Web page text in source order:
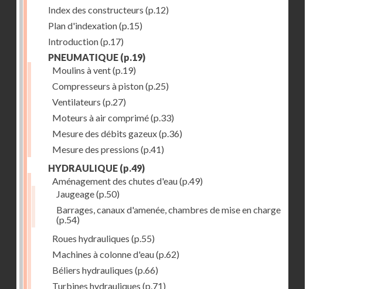
Index des constructeurs (p.12)
Plan d'indexation(p.15)
Introduction(p.17)
PNEUMATIQUE (p.19)
Moulins à vent(p.19)
Compresseurs à piston(p.25)
Ventilateurs (p.27)
Moteurs à air comprimé(p.33)
Mesure des débits gazeux(p.36)
Mesure des pressions (p.41)
HYDRAULIQUE (p.49)
Aménagement des chutes d'eau(p.49)
Jaugeage(p.50)
Barrages, canaux d'amenée, chambres de mise en charge
(p.54)
Roues hydrauliques (p.55)
Machines à colonne d'eau(p.62)
Béliers hydrauliques (p.66)
Turbines hydrauliques (p.71)